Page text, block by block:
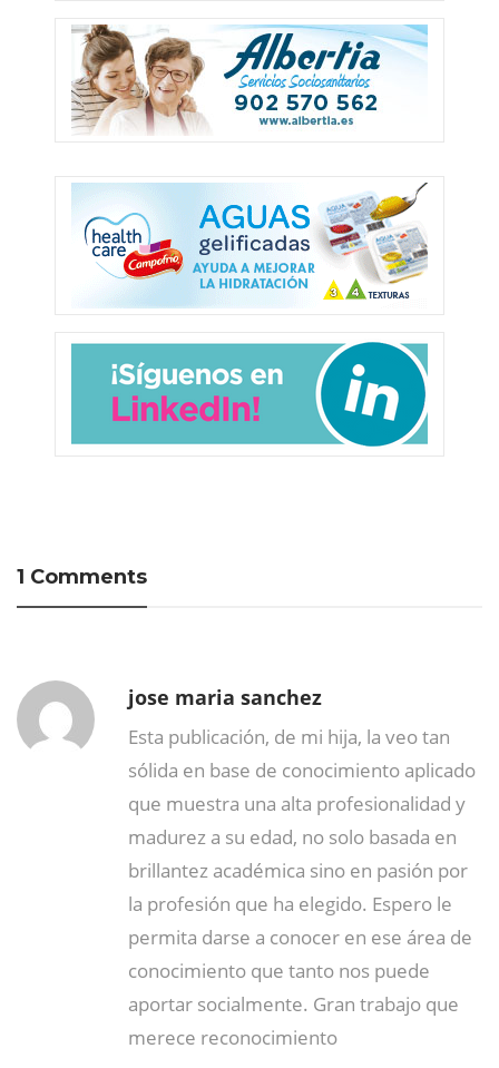
1 Comments
jose maria sanchez
Esta publicación, de mi hija, la veo tan
sólida en base de conocimiento aplicado
que muestra una alta profesionalidad y
madurez a su edad, no solo basada en
brillantez académica sino en pasión por
la profesión que ha elegido. Espero le
permita darse a conocer en ese área de
conocimiento que tanto nos puede
aportar socialmente. Gran trabajo que
merece reconocimiento